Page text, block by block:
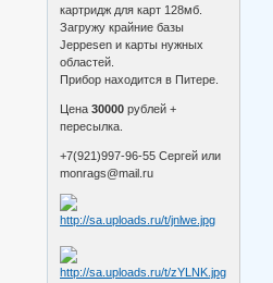
картридж для карт 128мб.
Загружу крайние базы
Jeppesen и карты нужных
областей.
Прибор находится в Питере.
Цена 30000рублей +
пересылка.
+7(921)997-96-55 Сергей или
monrags@mail.ru